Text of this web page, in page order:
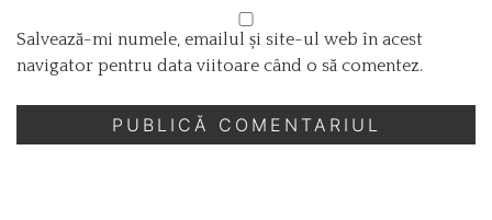
Salvează-mi numele, emailul și site-ul web în acest
navigator pentru data viitoare când o să comentez.